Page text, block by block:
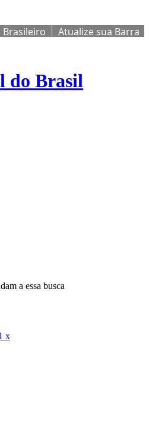
Atualize sua Barra
do Brasil
a essa busca
x